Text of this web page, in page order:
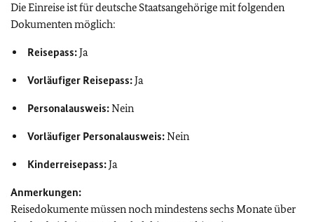
Die Einreise ist für deutsche Staatsangehörige mit folgenden
Dokumenten möglich:
Reisepass:Ja
Vorläufiger Reisepass:Ja
Personalausweis:Nein
Vorläufiger Personalausweis:Nein
Kinderreisepass:Ja
Anmerkungen:
Reisedokumente müssen noch mindestens sechs Monate über